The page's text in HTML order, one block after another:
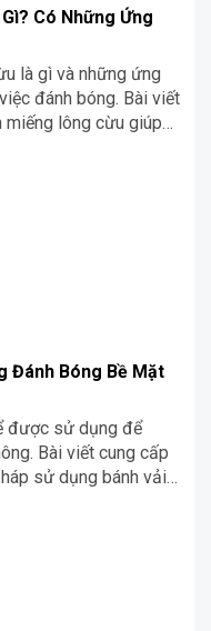
Có Những Ứng
là gì và những ứng
đánh bóng. Bài viết
miếng lông cừu giúp
Đánh Bóng Bề Mặt
được sử dụng để
Bài viết cung cấp
sử dụng bánh vải